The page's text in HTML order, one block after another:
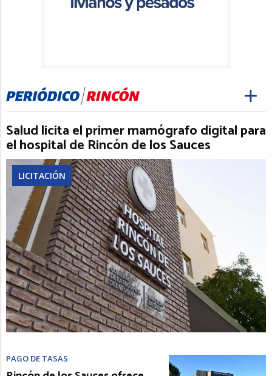
Salud licita el primer mamógrafo digital para
el hospital de Rincón de los Sauces
LICITACIÓN
PAGO DE TASAS